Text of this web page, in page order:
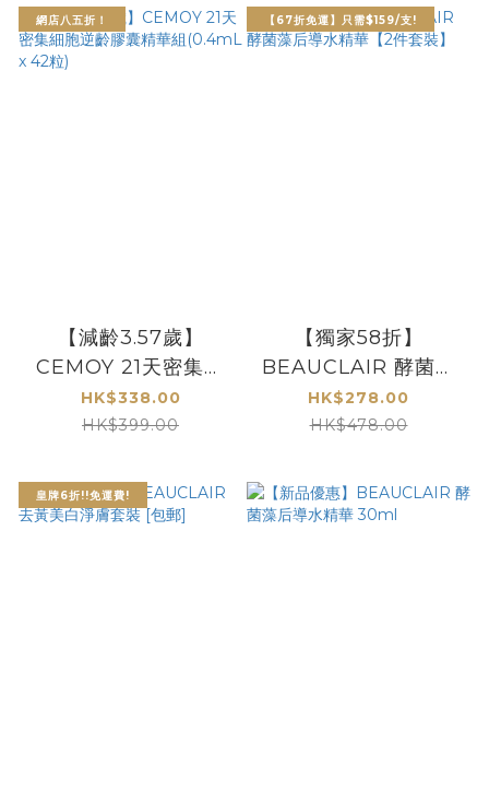
網店八五折！
【減齡3.57歲】
CEMOY 21天密集細
胞逆齡膠囊精華組
(0.4mL x 42粒)
HK$338.00
HK$399.00
【67折免運】只需$159/支!
【獨家58折】
BEAUCLAIR 酵菌藻
后導水精華【2件套
裝】
HK$278.00
HK$478.00
皇牌6折!!免運費!